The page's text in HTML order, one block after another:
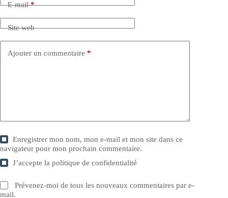
E-mail*
Site web
Ajouter un commentaire *
Enregistrer mon nom, mon e-mail et mon site dans ce
navigateur pour mon prochain commentaire.
J’accepte lapolitique de confidentialité
Prévenez-moi de tous les nouveaux commentaires par e-
mail.